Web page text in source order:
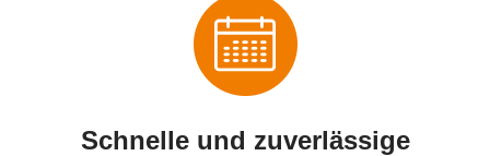
Schnelle und zuverlässige